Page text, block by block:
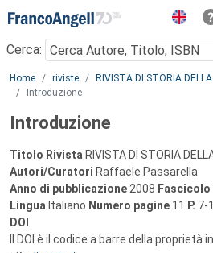
Menu
Cerca:
Main content
Home riviste RIVISTA DI STORIA
Introduzione
Introduzione
Titolo Rivista RIVISTA DI STORIA
Autori/Curatori Raffaele Passarella
Anno di pubblicazione 2008 Fascicolo
Lingua Italiano Numero pagine 11 P. 7-
DOI
Il DOI è il codice a barre della